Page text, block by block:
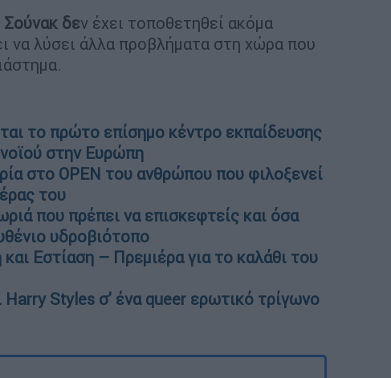
Σούνακ δεν έχει τοποθετηθεί ακόμα
να λύσει άλλα προβλήματα στη χώρα που
το πρώτο επίσημο κέντρο εκπαίδευσης
στην Ευρώπη
στο OPEN του ανθρώπου που φιλοξενεί
του
που πρέπει να επισκεφτείς και όσα
υδροβιότοπο
Εστίαση – Πρεμιέρα για το καλάθι του
Styles σ’ ένα queer ερωτικό τρίγωνο